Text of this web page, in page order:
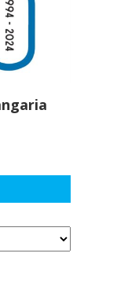
Alterações Climáticas e